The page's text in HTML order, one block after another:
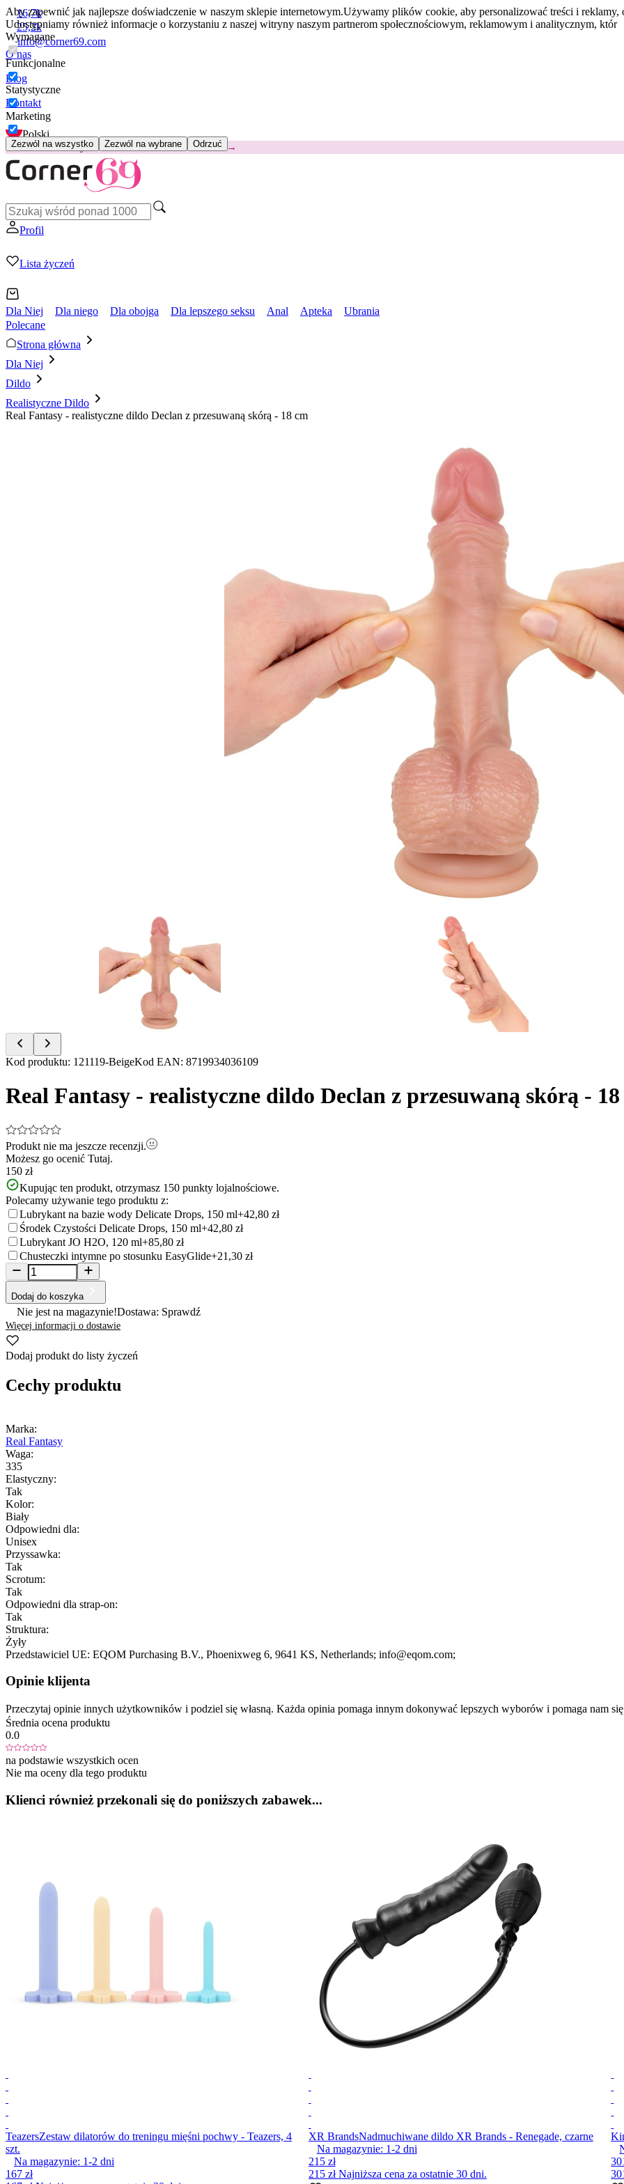
Aby zapewnić jak najlepsze doświadczenie w naszym sklepie internetowym.Używamy plików cookie, aby personalizować treści i reklamy,
Udostępniamy również informacje o korzystaniu z naszej witryny naszym partnerom społecznościowym, reklamowym i analitycznym, któr
Wymagane
Funkcjonalne
Statystyczne
Marketing
Zezwól na wszystko Zezwól na wybrane Odrzuć
16,7k
25,2k
info@corner69.com
O nas
Blog
Kontakt
Polski
😽Svakom Klitty: 65 zł TANIEJKod: KLITTY →
Profil
Lista życzeń
Dla Niej Dla niego Dla obojga Dla lepszego seksu Anal Apteka
Ubrania
Polecane
Strona główna
Dla Niej
Dildo
Realistyczne Dildo
Real Fantasy - realistyczne dildo Declan z przesuwaną skórą - 18 cm
Item
of
Kod produktu: 121119-BeigeKod EAN: 8719934036109
Real Fantasy - realistyczne dildo Declan z przesuwaną skórą -
Produkt nie ma jeszcze recenzji.
Możesz go ocenić Tutaj.
150 zł
Kupując ten produkt, otrzymasz 150 punkty lojalnościowe.
Polecamy używanie tego produktu z:
Lubrykant na bazie wody Delicate Drops, 150 ml+42,80 zł
Środek Czystości Delicate Drops, 150 ml+42,80 zł
Lubrykant JO H2O, 120 ml+85,80 zł
Chusteczki intymne po stosunku EasyGlide+21,30 zł
Dodaj do koszyka
Nie jest na magazynie!Dostawa: Sprawdź
Więcej informacji o dostawie
Dodaj produkt do listy życzeń
Cechy produktu
Marka:
Real Fantasy
Waga:
335
Elastyczny:
Tak
Kolor:
Biały
Odpowiedni dla:
Unisex
Przyssawka:
Tak
Scrotum:
Tak
Odpowiedni dla strap-on:
Tak
Struktura:
Żyły
Przedstawiciel UE: EQOM Purchasing B.V., Phoenixweg 6, 9641 KS, Netherlands; info@eqom.com;
Opinie klijenta
Przeczytaj opinie innych użytkowników i podziel się własną. Każda opinia pomaga innym dokonywać lepszych wyborów i pomaga nam
Średnia ocena produktu
0.0
na podstawie wszystkich ocen
Nie ma oceny dla tego produktu
Klienci również przekonali się do poniższych zabawek...
TeazersZestaw dilatorów do treningu mięśni pochwy - Teazers, 4
szt.
Na magazynie: 1-2 dni
167 zł
XR BrandsNadmuchiwane dildo XR Brands - Renegade, czarne
Na magazynie: 1-2 dni
215 zł
215 złNajniższa cena za ostatnie 30 dni.